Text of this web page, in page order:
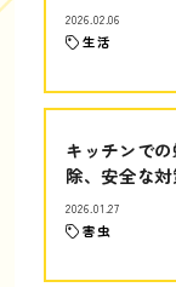
2026.02.06
生活
キッチンで
除、安全な
2026.01.27
害虫